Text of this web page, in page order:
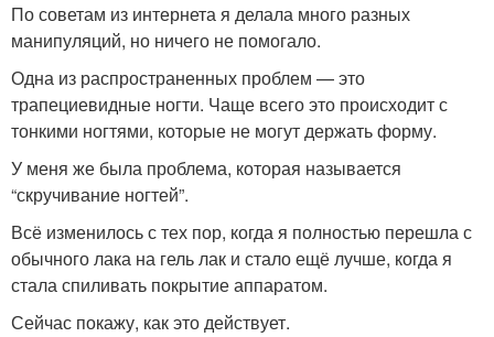
По советам из интернета я делала много разных
манипуляций, но ничего не помогало.
Одна из распространенных проблем — это
трапециевидные ногти. Чаще всего это происходит с
тонкими ногтями, которые не могут держать форму.
У меня же была проблема, которая называется
“скручивание ногтей”.
Всё изменилось с тех пор, когда я полностью перешла с
обычного лака на гель лак и стало ещё лучше, когда я
стала спиливать покрытие аппаратом.
Сейчас покажу, как это действует.